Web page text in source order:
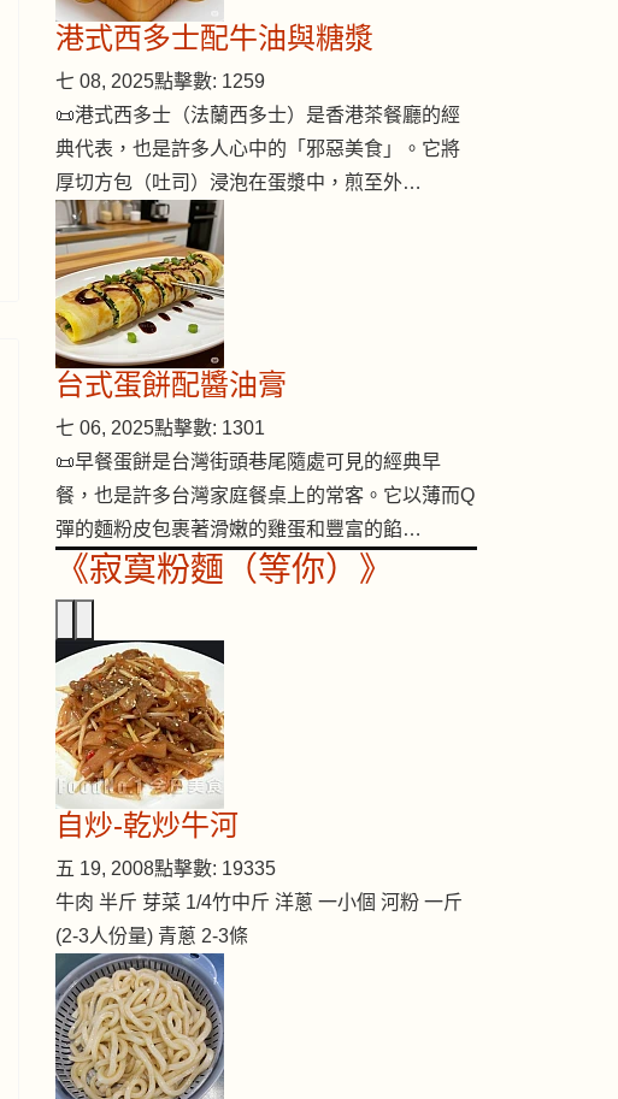
港式西多士配牛油與糖漿
七 08, 2025點擊數: 1259
📜港式西多士（法蘭西多士）是香港茶餐廳的經
典代表，也是許多人心中的「邪惡美食」。它將
厚切方包（吐司）浸泡在蛋漿中，煎至外…
台式蛋餅配醬油膏
七 06, 2025點擊數: 1301
📜早餐蛋餅是台灣街頭巷尾隨處可見的經典早
餐，也是許多台灣家庭餐桌上的常客。它以薄而Q
彈的麵粉皮包裹著滑嫩的雞蛋和豐富的餡…
《寂寞粉麵（等你）》
自炒-乾炒牛河
五 19, 2008點擊數: 19335
牛肉 半斤 芽菜 1/4竹中斤 洋蔥 一小個 河粉 一斤
(2-3人份量) 青蔥 2-3條